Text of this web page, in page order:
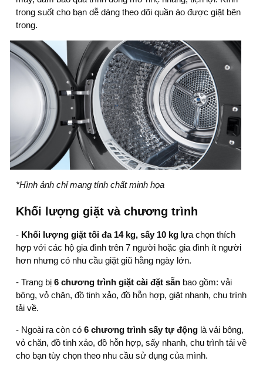
trong suốt cho bạn dễ dàng theo dõi quần áo được giặt bên
trong.
*Hình ảnh chỉ mang tính chất minh họa
Khối lượng giặt và chương trình
- Khối lượng giặt tối đa 14 kg, sấy 10 kg lựa chọn thích
hợp với các hộ gia đình trên 7 người hoặc gia đình ít người
hơn nhưng có nhu cầu giặt giũ hằng ngày lớn.
- Trang bị 6 chương trình giặt cài đặt sẵn bao gồm: vải
bông, vỏ chăn, đồ tinh xảo, đồ hỗn hợp, giặt nhanh, chu trình
tải về.
- Ngoài ra còn có 6 chương trình sấy tự động là vải bông,
vỏ chăn, đồ tinh xảo, đồ hỗn hợp, sấy nhanh, chu trình tải về
cho bạn tùy chọn theo nhu cầu sử dụng của mình.